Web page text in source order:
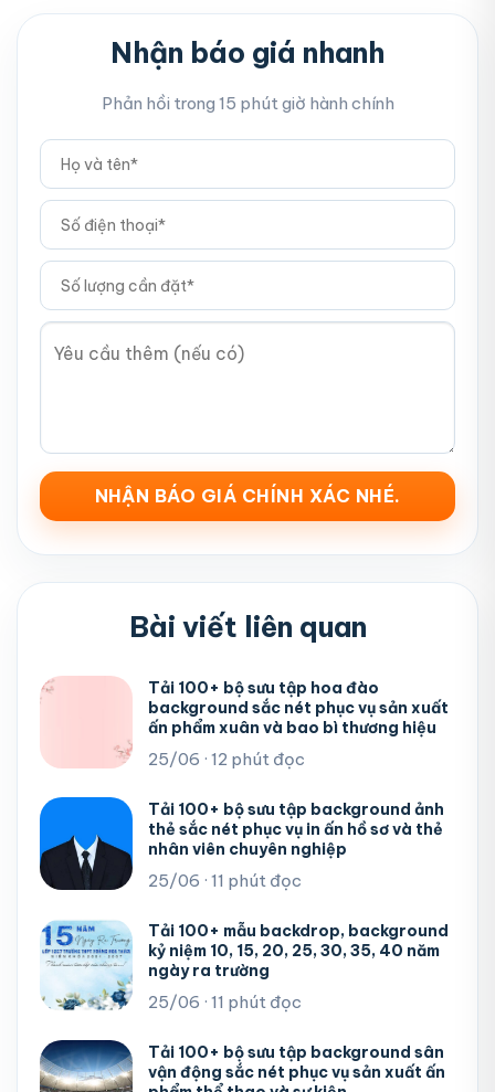
Nhận báo giá nhanh
Phản hồi trong 15 phút giờ hành chính
Bài viết liên quan
Tải 100+ bộ sưu tập hoa đào
background sắc nét phục vụ sản xuất
ấn phẩm xuân và bao bì thương hiệu
25/06 · 12 phút đọc
Tải 100+ bộ sưu tập background ảnh
thẻ sắc nét phục vụ in ấn hồ sơ và thẻ
nhân viên chuyên nghiệp
25/06 · 11 phút đọc
Tải 100+ mẫu backdrop, background
kỷ niệm 10, 15, 20, 25, 30, 35, 40 năm
ngày ra trường
25/06 · 11 phút đọc
Tải 100+ bộ sưu tập background sân
vận động sắc nét phục vụ sản xuất ấn